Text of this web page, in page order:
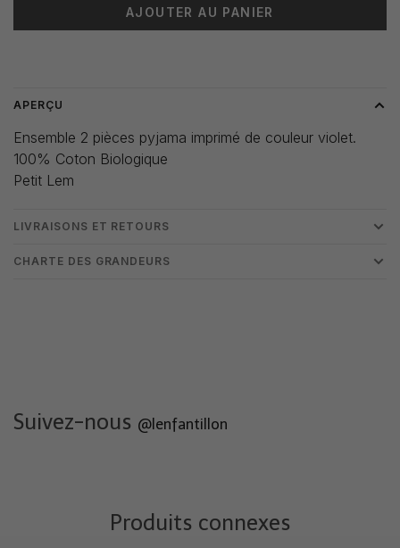
AJOUTER AU PANIER
APERÇU
Ensemble 2 pièces pyjama imprimé de couleur violet.
100% Coton Biologique
Petit Lem
LIVRAISONS ET RETOURS
CHARTE DES GRANDEURS
Suivez-nous @lenfantillon
Produits connexes